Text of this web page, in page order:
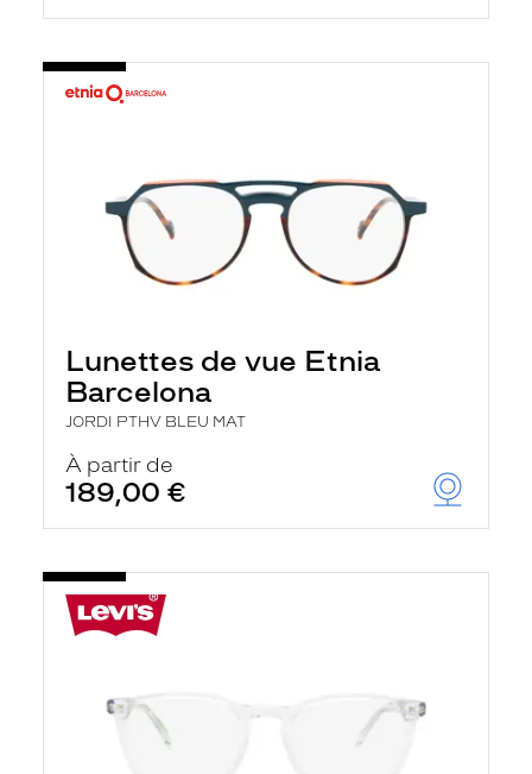
Lunettes de vue Etnia
Barcelona
JORDI PTHV BLEU MAT
À partir de
189,00 €